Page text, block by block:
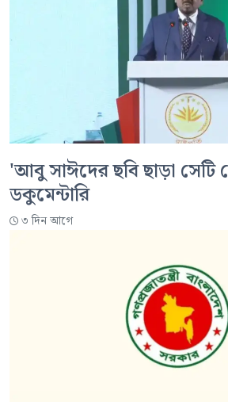
'আবু সাঈদের ছবি ছাড়া
ডকুমেন্টারি
৩ দিন আগে